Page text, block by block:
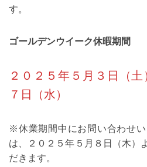
す。
ゴールデンウイーク休暇期間
２０２５年５月３日（
７日（水）
※休業期間中にお問い合わせ
は、２０２５年５月８日（木）
だきます。